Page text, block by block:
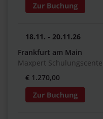
18.11. - 20.11.26
Frankfurt am Main
Maxpert
€ 1.270,00